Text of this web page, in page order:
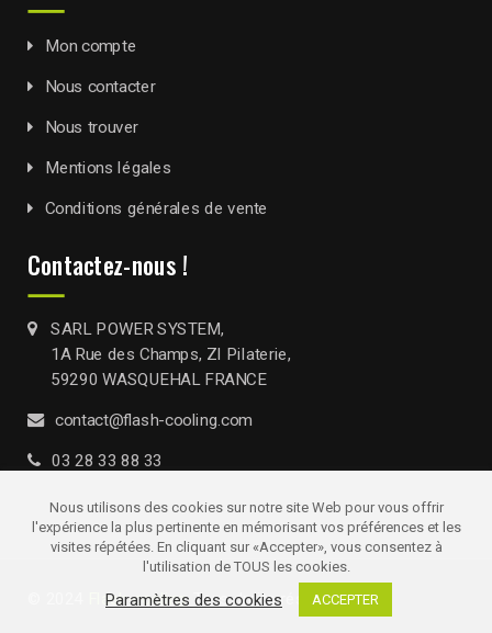
Mon compte
Nous contacter
Nous trouver
Mentions légales
Conditions générales de vente
Contactez-nous !
SARL POWER SYSTEM,
1A Rue des Champs, ZI Pilaterie,
59290 WASQUEHAL FRANCE
contact@flash-cooling.com
03 28 33 88 33
Flash-cooling. Tous droits réservés
Nous utilisons des cookies sur notre site Web pour vous offrir
l'expérience la plus pertinente en mémorisant vos préférences et les
visites répétées. En cliquant sur «Accepter», vous consentez à
l'utilisation de TOUS les cookies.
Paramètres des cookies ACCEPTER